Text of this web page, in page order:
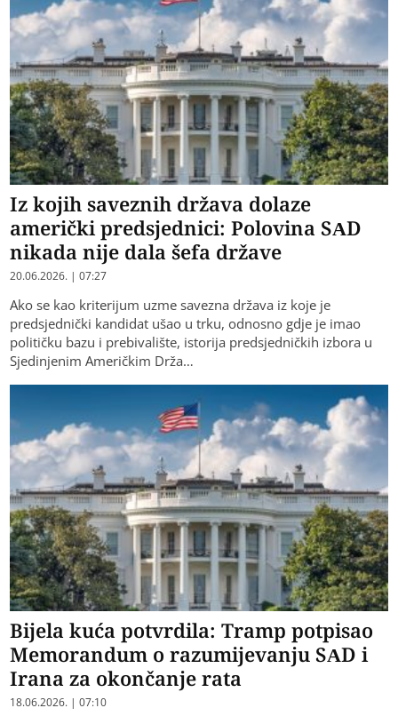
Iz kojih saveznih država dolaze
američki predsjednici: Polovina SAD
nikada nije dala šefa države
20.06.2026. | 07:27
Ako se kao kriterijum uzme savezna država iz koje je
predsjednički kandidat ušao u trku, odnosno gdje je imao
političku bazu i prebivalište, istorija predsjedničkih izbora u
Sjedinjenim Američkim Drža…
Bijela kuća potvrdila: Tramp potpisao
Memorandum o razumijevanju SAD i
Irana za okončanje rata
18.06.2026. | 07:10